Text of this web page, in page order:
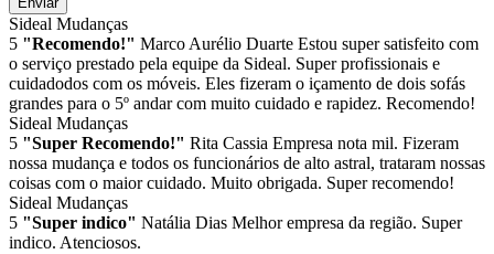
Sideal Mudanças
5 "Recomendo!" Marco Aurélio Duarte Estou super satisfeito com
o serviço prestado pela equipe da Sideal. Super profissionais e
cuidadodos com os móveis. Eles fizeram o içamento de dois sofás
grandes para o 5º andar com muito cuidado e rapidez. Recomendo!
Sideal Mudanças
5 "Super Recomendo!" Rita Cassia Empresa nota mil. Fizeram
nossa mudança e todos os funcionários de alto astral, trataram nossas
coisas com o maior cuidado. Muito obrigada. Super recomendo!
Sideal Mudanças
5 "Super indico" Natália Dias Melhor empresa da região. Super
indico. Atenciosos.